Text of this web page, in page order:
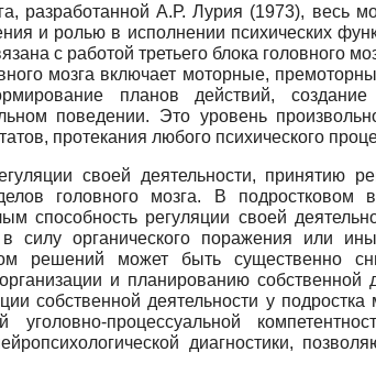
разработанной А.Р. Лурия (1973), весь
и ролью в исполнении психических
с работой третьего блока головного
мозга включает моторные,
планов действий,
поведении. Это уровень
протекания любого психического
своей деятельности, принятию
головного мозга. В подростковом
способность регуляции своей
органического поражения или
решений может быть существенно
и планированию
собственной деятельности у подростка
уголовно-процессуальной
диагностики,